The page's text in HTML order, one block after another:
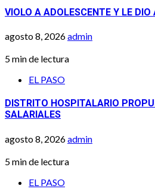
VIOLO A ADOLESCENTE Y LE
agosto 8, 2026admin
5 min de lectura
EL PASO
DISTRITO HOSPITALARIO
SALARIALES
agosto 8, 2026admin
5 min de lectura
EL PASO